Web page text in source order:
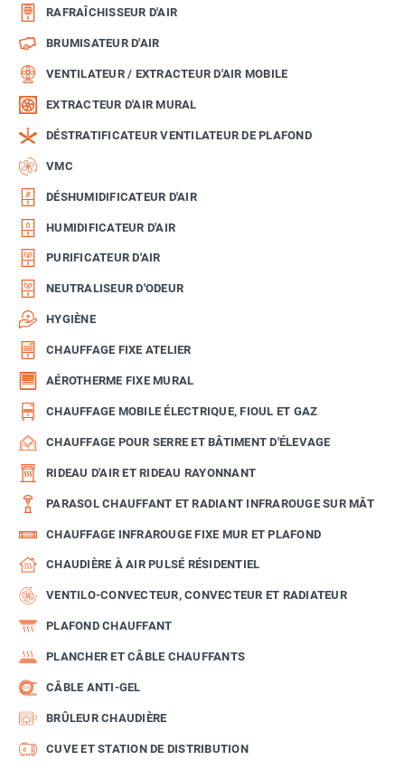
RAFRAÎCHISSEUR D'AIR
BRUMISATEUR D'AIR
VENTILATEUR / EXTRACTEUR D'AIR MOBILE
EXTRACTEUR D'AIR MURAL
DÉSTRATIFICATEUR VENTILATEUR DE PLAFOND
VMC
DÉSHUMIDIFICATEUR D'AIR
HUMIDIFICATEUR D'AIR
PURIFICATEUR D'AIR
NEUTRALISEUR D'ODEUR
HYGIÈNE
CHAUFFAGE FIXE ATELIER
AÉROTHERME FIXE MURAL
CHAUFFAGE MOBILE ÉLECTRIQUE, FIOUL ET GAZ
CHAUFFAGE POUR SERRE ET BÂTIMENT D'ÉLEVAGE
RIDEAU D'AIR ET RIDEAU RAYONNANT
PARASOL CHAUFFANT ET RADIANT INFRAROUGE SUR MÂT
CHAUFFAGE INFRAROUGE FIXE MUR ET PLAFOND
CHAUDIÈRE À AIR PULSÉ RÉSIDENTIEL
VENTILO-CONVECTEUR, CONVECTEUR ET RADIATEUR
PLAFOND CHAUFFANT
PLANCHER ET CÂBLE CHAUFFANTS
CÂBLE ANTI-GEL
BRÛLEUR CHAUDIÈRE
CUVE ET STATION DE DISTRIBUTION